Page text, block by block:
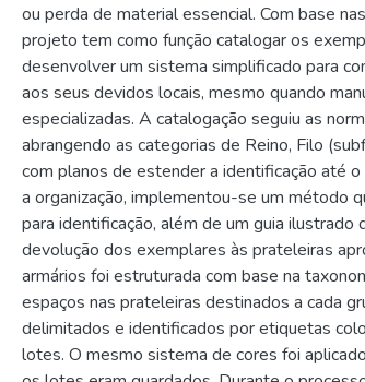
ou perda de material essencial. Com base
projeto tem como função catalogar os
desenvolver um sistema simplificado para
aos seus devidos locais, mesmo quando
especializadas. A catalogação seguiu as
abrangendo as categorias de Reino, Filo
com planos de estender a identificação até
a organização, implementou-se um método
para identificação, além de um guia ilustrado
devolução dos exemplares às prateleiras
armários foi estruturada com base na
espaços nas prateleiras destinados a cada
delimitados e identificados por etiquetas
lotes. O mesmo sistema de cores foi